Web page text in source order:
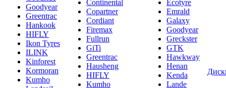
Goodyear
Greentrac
Hankook
HIFLY
Ikon Tyres
ILINK
Kinforest
Kormoran
Kumho
Continental
Copartner
Cordiant
Firemax
Fullrun
GiTi
Greentrac
Hausheng
HIFLY
Kumho
Ecotyre
Emrald
Galaxy
Goodyear
Greckster
GTK
Hawkway
Henan
Kenda
Lande